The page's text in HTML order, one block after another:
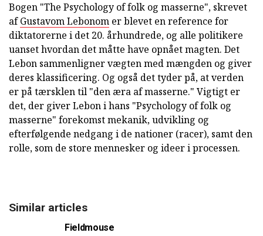
Bogen "The Psychology of folk og masserne", skrevet
afGustavom Lebonom er blevet en reference for
diktatorerne i det 20. århundrede, og alle politikere
uanset hvordan det måtte have opnået magten. Det
Lebon sammenligner vægten med mængden og giver
deres klassificering. Og også det tyder på, at verden
er på tærsklen til "den æra af masserne." Vigtigt er
det, der giver Lebon i hans "Psychology of folk og
masserne" forekomst mekanik, udvikling og
efterfølgende nedgang i de nationer (racer), samt den
rolle, som de store mennesker og ideer i processen.
Similar articles
Fieldmouse